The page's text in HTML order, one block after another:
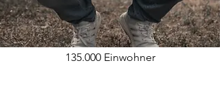
135.000 Einwohner